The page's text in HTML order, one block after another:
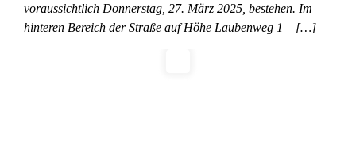
voraussichtlich Donnerstag, 27. März 2025, bestehen. Im
hinteren Bereich der Straße auf Höhe Laubenweg 1 – […]